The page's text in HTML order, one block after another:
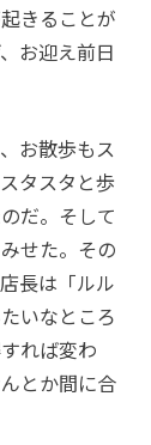
きることが
お迎え前日
お散歩もス
タスタと歩
だ。そして
せた。その
長は「ルル
いなところ
れば変わ
とか間に合